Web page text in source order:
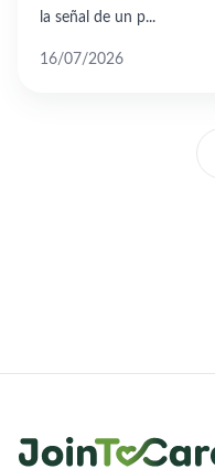
la señal de un p...
16/07/2026